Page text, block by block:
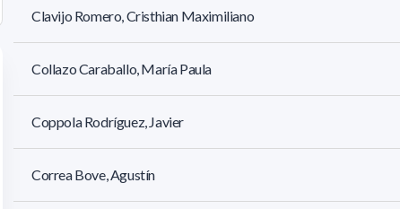
Clavijo Romero, Cristhian Maximiliano
Collazo Caraballo, María Paula
Coppola Rodríguez, Javier
Correa Bove, Agustín